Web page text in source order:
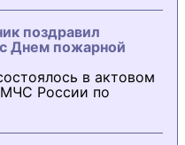
поздравил
Днем пожарной
в актовом
МЧС России по